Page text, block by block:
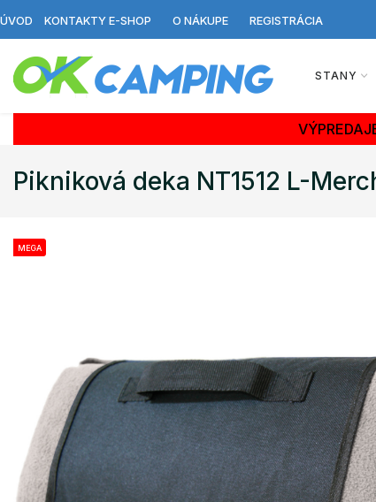
ÚVOD KONTAKTY E-SHOP O NÁKUPE REGISTRÁCIA
STANY
Pikniková deka NT1512 L-
MEGA